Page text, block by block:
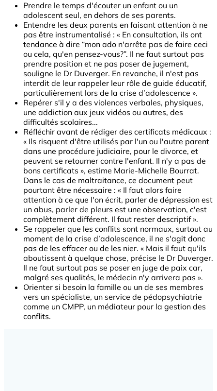
Prendre le temps d'écouter un enfant ou un
adolescent seul, en dehors de ses parents.
Entendre les deux parents en faisant attention à ne
pas être instrumentalisé : « En consultation, ils ont
tendance à dire “mon ado n'arrête pas de faire ceci
ou cela, qu'en pensez-vous?”. Il ne faut surtout pas
prendre position et ne pas poser de jugement,
souligne le Dr Duverger. En revanche, il n'est pas
interdit de leur rappeler leur rôle de guide éducatif,
particulièrement lors de la crise d’adolescence ».
Repérer s'il y a des violences verbales, physiques,
une addiction aux jeux vidéos ou autres, des
difficultés scolaires...
Réfléchir avant de rédiger des certificats médicaux :
« Ils risquent d'être utilisés par l'un ou l'autre parent
dans une procédure judiciaire, pour le divorce, et
peuvent se retourner contre l'enfant. Il n'y a pas de
bons certificats », estime Marie-Michelle Bourrat.
Dans le cas de maltraitance, ce document peut
pourtant être nécessaire : « Il faut alors faire
attention à ce que l'on écrit, parler de dépression est
un abus, parler de pleurs est une observation, c'est
complètement différent. Il faut rester descriptif ».
Se rappeler que les conflits sont normaux, surtout au
moment de la crise d’adolescence, il ne s'agit donc
pas de les effacer ou de les nier. « Mais il faut qu'ils
aboutissent à quelque chose, précise le Dr Duverger.
Il ne faut surtout pas se poser en juge de paix car,
malgré ses qualités, le médecin n'y arrivera pas ».
Orienter si besoin la famille ou un de ses membres
vers un spécialiste, un service de pédopsychiatrie
comme un CMPP, un médiateur pour la gestion des
conflits.